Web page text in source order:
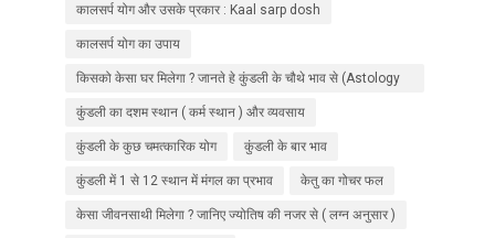
कालसर्प योग और उसके प्रकार : Kaal sarp dosh
कालसर्प योग का उपाय
किसको केसा घर मिलेगा ? जानते हे कुंडली के चौथे भाव से (Astology
in hindi )
कुंडली का दशम स्थान ( कर्म स्थान ) और व्यवसाय
कुंडली के कुछ चमत्कारिक योग कुंडली के बार भाव
कुंडली में 1 से 12 स्थान में मंगल का प्रभाव केतु का गोचर फल
केसा जीवनसाथी मिलेगा ? जानिए ज्योतिष की नजर से ( लग्न अनुसार )